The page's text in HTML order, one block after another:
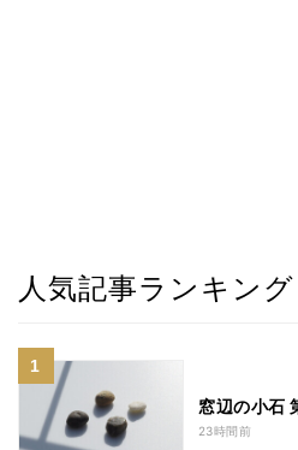
人気記事ランキング
窓辺の小石
23時間前